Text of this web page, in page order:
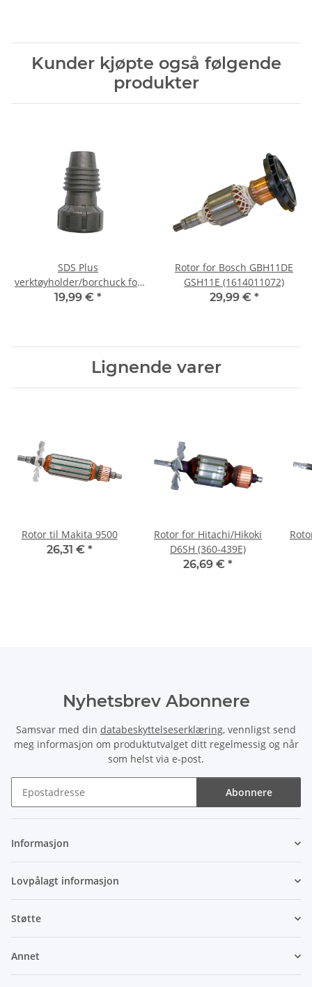
Kunder kjøpte også følgende
produkter
SDS Plus
verktøyholder/borchuck for
Hilti TE24 TE25 (277057)
19,99 € *
Rotor for Bosch GBH11DE
GSH11E (1614011072)
29,99 € *
Lignende varer
Rotor til Makita 9500
26,31 € *
Rotor for Hitachi/Hikoki
D6SH (360-439E)
26,69 € *
Nyhetsbrev Abonnere
Samsvar med din databeskyttelseserklæring, vennligst send
meg informasjon om produktutvalget ditt regelmessig og når
som helst via e-post.
Abonnere
Informasjon
Lovpålagt informasjon
Støtte
Annet